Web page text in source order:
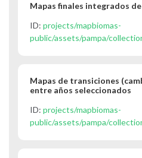
Mapas finales integrados
ID: projects/mapbiomas-
public/assets/pampa/
Mapas de transiciones
entre años seleccionados
ID: projects/mapbiomas-
public/assets/pampa/